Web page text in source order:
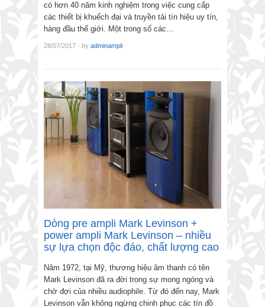
có hơn 40 năm kinh nghiệm trong việc cung cấp
các thiết bị khuếch đại và truyền tải tín hiệu uy tín,
hàng đầu thế giới. Một trong số các…
28/07/2017 · by adminampli ·
Dòng pre ampli Mark Levinson +
power ampli Mark Levinson – nhiều
sự lựa chọn độc đáo, chất lượng cao
Năm 1972, tại Mỹ, thương hiệu âm thanh có tên
Mark Levinson đã ra đời trong sự mong ngóng và
chờ đợi của nhiều audiophile. Từ đó đến nay, Mark
Levinson vẫn không ngừng chinh phục các tín đồ